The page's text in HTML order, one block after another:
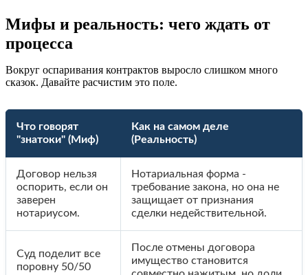
Мифы и реальность: чего ждать от
процесса
Вокруг оспаривания контрактов выросло слишком много
сказок. Давайте расчистим это поле.
Что говорят
"знатоки" (Миф)
Как на самом деле
(Реальность)
Договор нельзя
оспорить, если он
заверен
нотариусом.
Нотариальная форма -
требование закона, но она не
защищает от признания
сделки недействительной.
Суд поделит все
поровну 50/50
После отмены договора
имущество становится